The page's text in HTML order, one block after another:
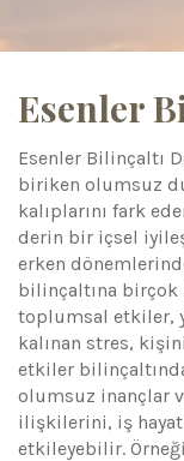
Esenler
Esenler Bilinçaltı
biriken olumsuz
kalıplarını fark
derin bir içsel
erken
bilinçaltına
toplumsal etkiler,
kalınan stres,
etkiler
olumsuz inançlar
ilişkilerini, iş
etkileyebilir.